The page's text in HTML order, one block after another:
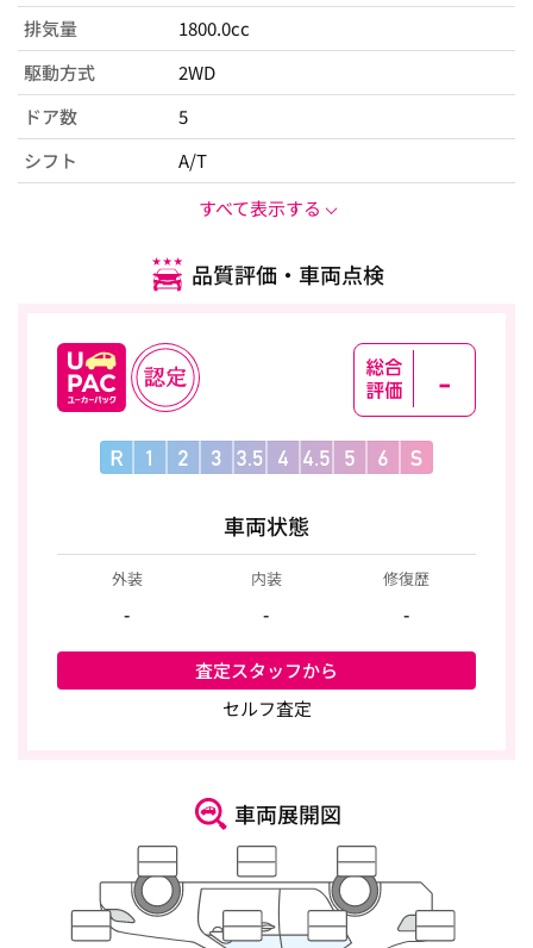
排気量
1800.0cc
駆動方式
2WD
ドア数
5
シフト
A/T
すべて表示する
品質評価・車両点検
-
車両状態
外装
-
内装
-
修復歴
-
査定スタッフから
セルフ査定
車両展開図